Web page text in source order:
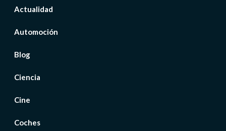
Actualidad
Automoción
Blog
Ciencia
Cine
Coches